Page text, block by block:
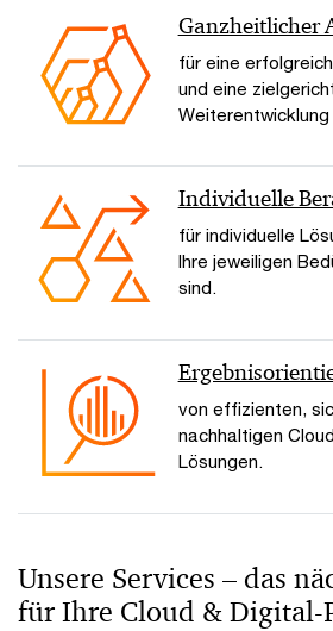
Ganzheitlicher
für eine
und eine
Individuelle
für individuelle
Ihre jeweiligen
sind.
von effizienten,
nachhaltigen
Lösungen.
Unsere Services – das
für Ihre Cloud & Digital-